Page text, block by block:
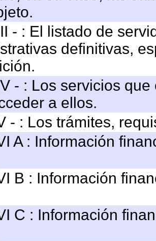
- : El listado de
definitivas,
- : Los servicios
a ellos.
- : Los trámites,
A : Información
B : Información
C : Información